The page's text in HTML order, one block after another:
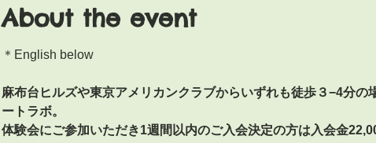
About the event
＊English below
麻布台ヒルズや東京アメリカンクラブからいずれも徒歩３−4分
ートラボ。
体験会にご参加いただき1週間以内のご入会決定の方は入会金